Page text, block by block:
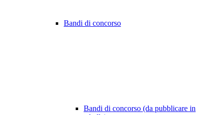
Bandi di concorso
Bandi di concorso (da pubblicare in